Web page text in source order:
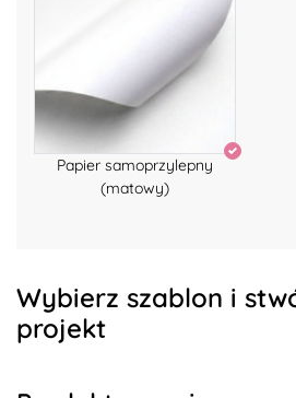
Papier samoprzylepny
(matowy)
Wybierz szablon i
projekt